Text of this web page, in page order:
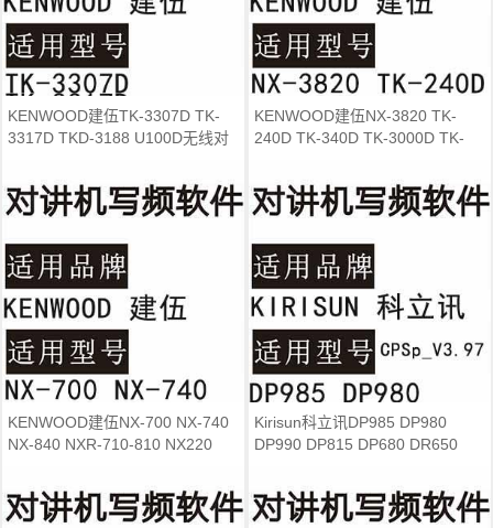
KENWOOD建伍TK-3307D TK-
3317D TKD-3188 U100D无线对
KENWOOD建伍NX-3820 TK-
240D TK-340D TK-3000D TK-
KENWOOD建伍NX-700 NX-740
NX-840 NXR-710-810 NX220
Kirisun科立讯DP985 DP980
DP990 DP815 DP680 DR650